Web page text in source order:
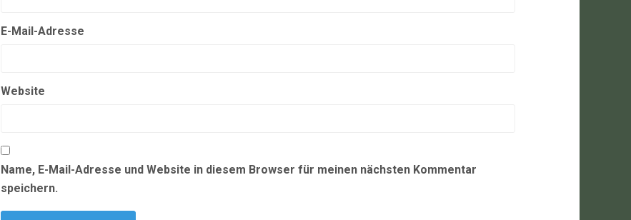
E-Mail-Adresse
Website
Name, E-Mail-Adresse und Website in diesem Browser für meinen nächsten Kommentar
speichern.